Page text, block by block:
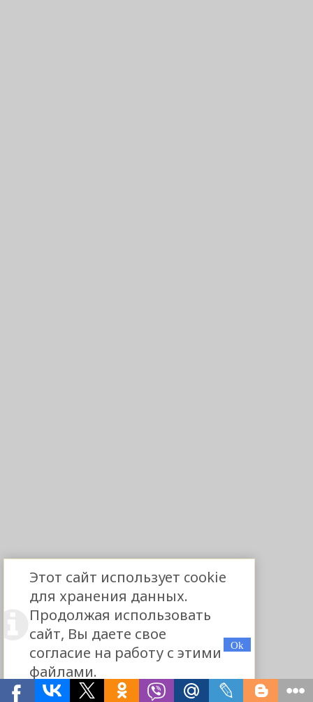
Этот сайт использует cookie
для хранения данных.
Продолжая использовать
сайт, Вы даете свое
согласие на работу с этими
файлами.